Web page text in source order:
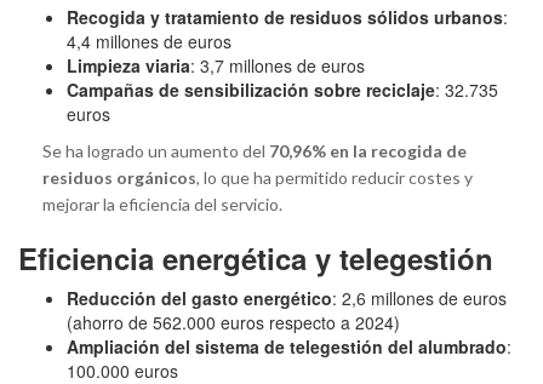
Recogida y tratamiento de residuos sólidos urbanos:
4,4 millones de euros
Limpieza viaria: 3,7 millones de euros
Campañas de sensibilización sobre reciclaje: 32.735
euros
Se ha logrado un aumento del 70,96% en la recogida de
residuos orgánicos, lo que ha permitido reducir costes y
mejorar la eficiencia del servicio.
Eficiencia energética y telegestión
Reducción del gasto energético: 2,6 millones de euros
(ahorro de 562.000 euros respecto a 2024)
Ampliación del sistema de telegestión del alumbrado:
100.000 euros